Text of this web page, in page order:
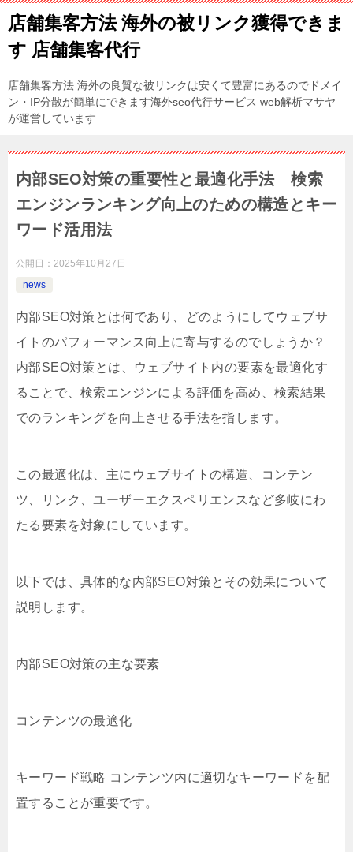
店舗集客方法 海外の被リンク獲得できま
す 店舗集客代行
店舗集客方法 海外の良質な被リンクは安くて豊富にあるのでドメイ
ン・IP分散が簡単にできます海外seo代行サービス web解析マサヤ
が運営しています
内部SEO対策の重要性と最適化手法 検索
エンジンランキング向上のための構造とキー
ワード活用法
公開日： 2025年10月27日
news
内部SEO対策とは何であり、どのようにしてウェブサ
イトのパフォーマンス向上に寄与するのでしょうか？
内部SEO対策とは、ウェブサイト内の要素を最適化す
ることで、検索エンジンによる評価を高め、検索結果
でのランキングを向上させる手法を指します。
この最適化は、主にウェブサイトの構造、コンテン
ツ、リンク、ユーザーエクスペリエンスなど多岐にわ
たる要素を対象にしています。
以下では、具体的な内部SEO対策とその効果について
説明します。
内部SEO対策の主な要素
コンテンツの最適化
キーワード戦略 コンテンツ内に適切なキーワードを配
置することが重要です。